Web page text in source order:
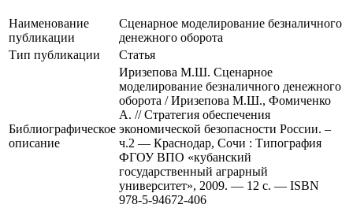
Наименование
публикации
Сценарное моделирование безналичного
денежного оборота
Тип публикации
Статья
Библиографическое
описание
Иризепова М.Ш. Сценарное
моделирование безналичного денежного
оборота / Иризепова М.Ш., Фомиченко
А. // Стратегия обеспечения
экономической безопасности России. –
ч.2 — Краснодар, Сочи : Типография
ФГОУ ВПО «кубанский
государственный аграрный
университет», 2009. — 12 с. — ISBN
978-5-94672-406